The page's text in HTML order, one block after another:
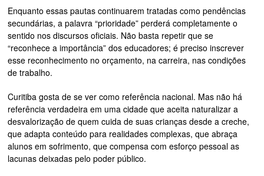
Enquanto essas pautas continuarem tratadas como pendências
secundárias, a palavra “prioridade” perderá completamente o
sentido nos discursos oficiais. Não basta repetir que se
“reconhece a importância” dos educadores; é preciso inscrever
esse reconhecimento no orçamento, na carreira, nas condições
de trabalho.
Curitiba gosta de se ver como referência nacional. Mas não há
referência verdadeira em uma cidade que aceita naturalizar a
desvalorização de quem cuida de suas crianças desde a creche,
que adapta conteúdo para realidades complexas, que abraça
alunos em sofrimento, que compensa com esforço pessoal as
lacunas deixadas pelo poder público.